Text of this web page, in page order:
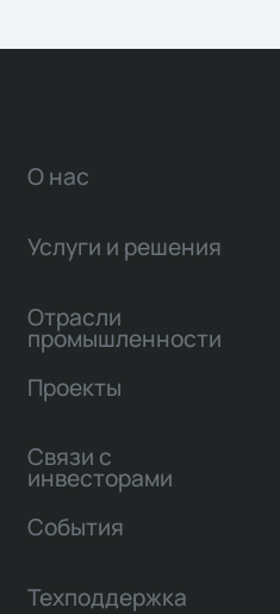
О нас
Услуги и решения
Отрасли
промышленности
Проекты
Связи с
инвесторами
События
Техподдержка